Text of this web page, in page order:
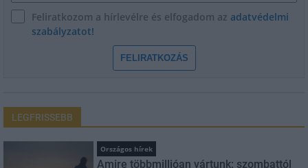
Feliratkozom a hírlevélre és elfogadom az adatvédelmi
szabályzatot!
FELIRATKOZÁS
LEGFRISSEBB
Országos hírek
Amire többmillióan vártunk: szombattól